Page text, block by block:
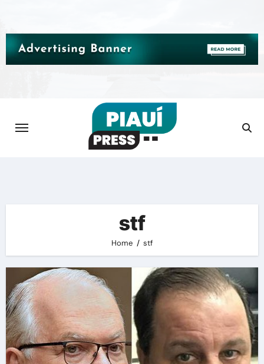
content
stf
Home stf